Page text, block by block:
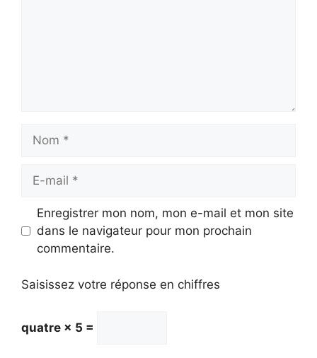
Nom
Enregistrer mon nom, mon e-mail et mon site
dans le navigateur pour mon prochain
commentaire.
Saisissez votre réponse en chiffres
quatre × 5 =